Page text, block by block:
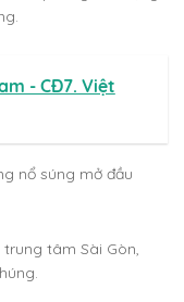
- CĐ7. Việt
nổ súng mở đầu
tâm Sài Gòn,